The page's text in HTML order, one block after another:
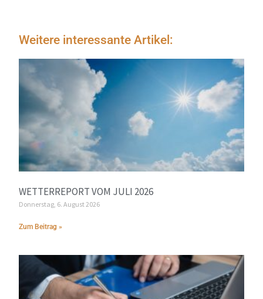
Weitere interessante Artikel:
WETTERREPORT VOM JULI 2026
Donnerstag, 6. August 2026
Zum Beitrag »